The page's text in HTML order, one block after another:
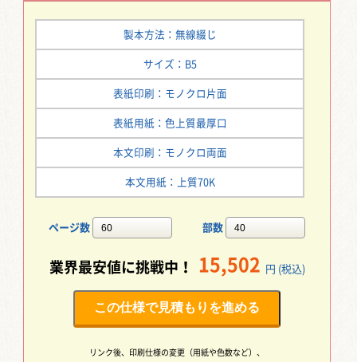
製本方法：無線綴じ
サイズ：B5
表紙印刷：モノクロ片面
表紙用紙：色上質最厚口
本文印刷：モノクロ両面
本文用紙：上質70K
ページ数 部数
業界最安値に挑戦中！ 15,502 円 (税込)
この仕様で見積もりを進める
リンク後、印刷仕様の変更（用紙や色数など）、